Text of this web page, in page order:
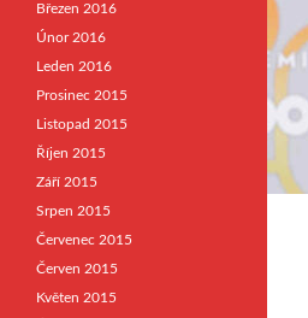
Březen 2016
Únor 2016
Leden 2016
Prosinec 2015
Listopad 2015
Říjen 2015
Září 2015
Srpen 2015
Červenec 2015
Červen 2015
Květen 2015